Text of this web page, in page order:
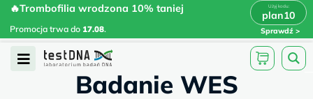
Skip
content
🔥Trombofilia wrodzona 10% taniej
Promocja trwa do 17.08.
plan10
Sprawdź
🔥Trombofilia wrodzona 10% taniej
plan10 x
Open
testdna.pl
Badanie WES